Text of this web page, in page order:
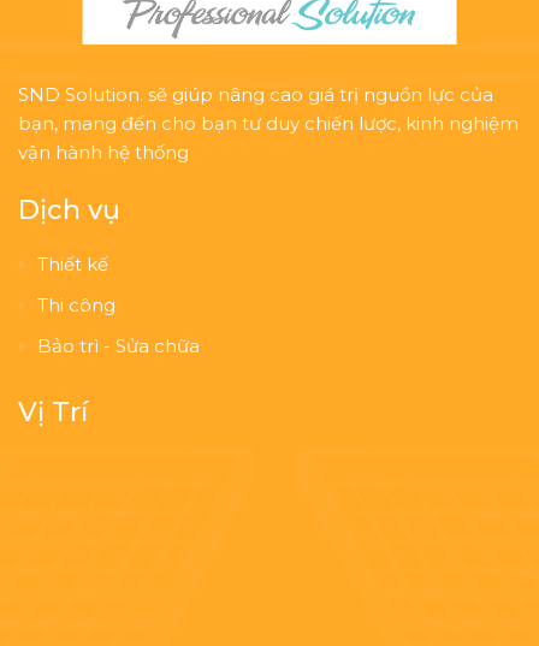
SND Solution. sẽ giúp nâng cao giá trị nguồn lực của
bạn, mang đến cho bạn tư duy chiến lược, kinh nghiệm
vận hành hệ thống
Dịch vụ
Thiết kế
Thi công
Bảo trì - Sửa chữa
Vị Trí